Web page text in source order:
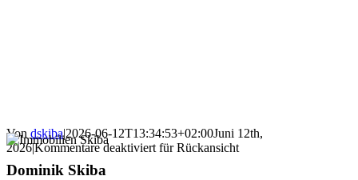
Von dskiba|2026-06-12T13:34:53+02:00Juni 12th,
2026|Kommentare deaktiviert für Rückansicht
Dominik Skiba